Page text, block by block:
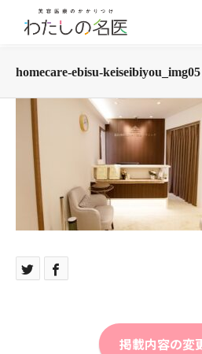
homecare-ebisu-keiseibiyou_img05
掲載内容の変